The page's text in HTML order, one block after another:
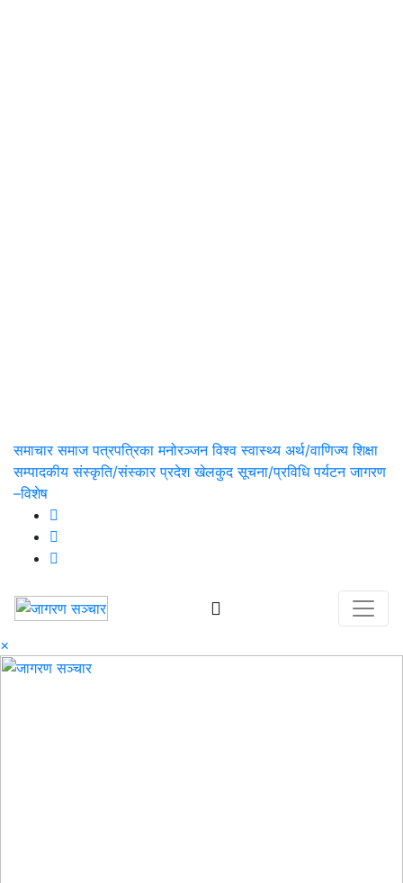
समाचार समाज पत्रपत्रिका मनोरञ्जन विश्व स्वास्थ्य अर्थ/वाणिज्य शिक्षा
सम्पादकीय संस्कृति/संस्कार प्रदेश खेलकुद सूचना/प्रविधि पर्यटन जागरण
–विशेष
×